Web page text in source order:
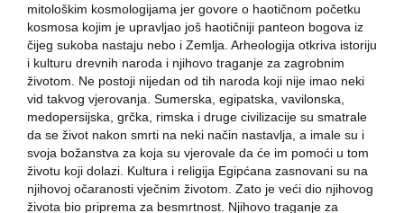
mitološkim kosmologijama jer govore o haotičnom početku
kosmosa kojim je upravljao još haotičniji panteon bogova iz
čijeg sukoba nastaju nebo i Zemlja. Arheologija otkriva istoriju
i kulturu drevnih naroda i njihovo traganje za zagrobnim
životom. Ne postoji nijedan od tih naroda koji nije imao neki
vid takvog vjerovanja. Sumerska, egipatska, vavilonska,
medopersijska, grčka, rimska i druge civilizacije su smatrale
da se život nakon smrti na neki način nastavlja, a imale su i
svoja božanstva za koja su vjerovale da će im pomoći u tom
životu koji dolazi. Kultura i religija Egipćana zasnovani su na
njihovoj očaranosti vječnim životom. Zato je veći dio njihovog
života bio priprema za besmrtnost. Njihovo traganje za